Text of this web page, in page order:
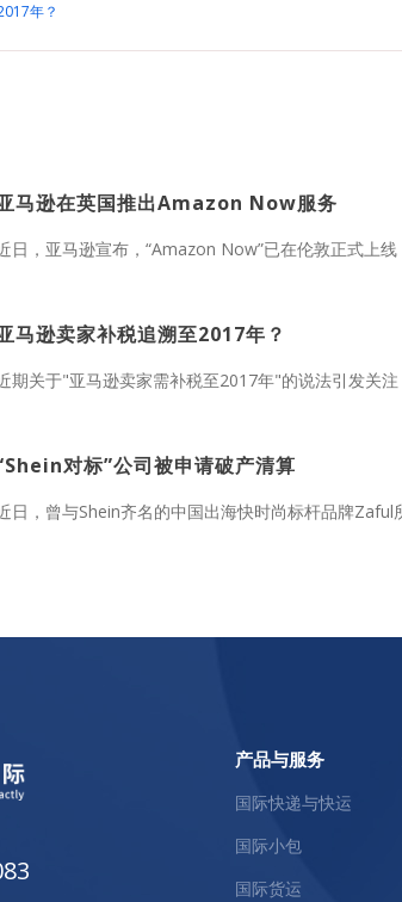
年？
马逊在英国推出Amazon Now服务
日，亚马逊宣布，“Amazon Now”已在伦敦正式上
马逊卖家补税追溯至2017年？
期关于"亚马逊卖家需补税至2017年"的说法引发关
对标”公司被申请破产清算
日，曾与Shein齐名的中国出海快时尚标杆品牌Zaful
产品与服务
国际快递与快运
国际小包
国际货运